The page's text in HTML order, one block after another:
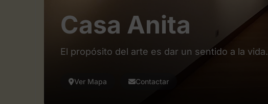
Casa Anita
El propósito del arte es dar un sentido a la vida.
Ver Mapa Contactar